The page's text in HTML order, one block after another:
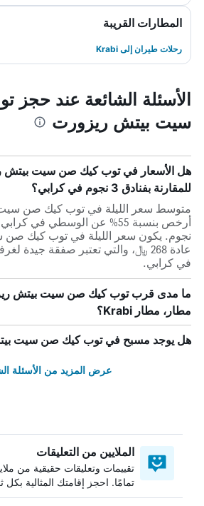
المطارات القريبة
رحلات طيران إلى Krabi
الأسئلة الشائعة عند
سيت بيتش ريزورت
هل الأسعار في توب كيك صن سيت بيتش
للمقارنة بفنادق 3 نجوم في كرابي؟
متوسط سعر الليلة في توب كيك صن
نجوم. يكون سعر الليلة في توب كيك
عادة 268 ﷼، والتي تعتبر صفقة جيدة
في كرابي.
ما مدى قرب توب كيك صن سيت بيتش
مطار، مطار Krabi؟
هل يوجد مسبح في توب كيك صن سيت
عرض المزيد من الأسئلة
الملايين من التعليقات
تقييمات وتعليقات حقيقية من
تمامًا. احجز إقامتك المثالية بكل